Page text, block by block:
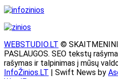
WEBSTUDIO.LT ©
PASLAUGOS. SEO tekstų
rašymas ir talpinimas į mūsų
InfoŽinios.LT | Swift News by